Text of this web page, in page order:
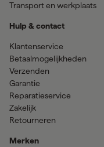
Transport en werkplaats
Hulp & contact
Klantenservice
Betaalmogelijkheden
Verzenden
Garantie
Reparatieservice
Zakelijk
Retourneren
Merken